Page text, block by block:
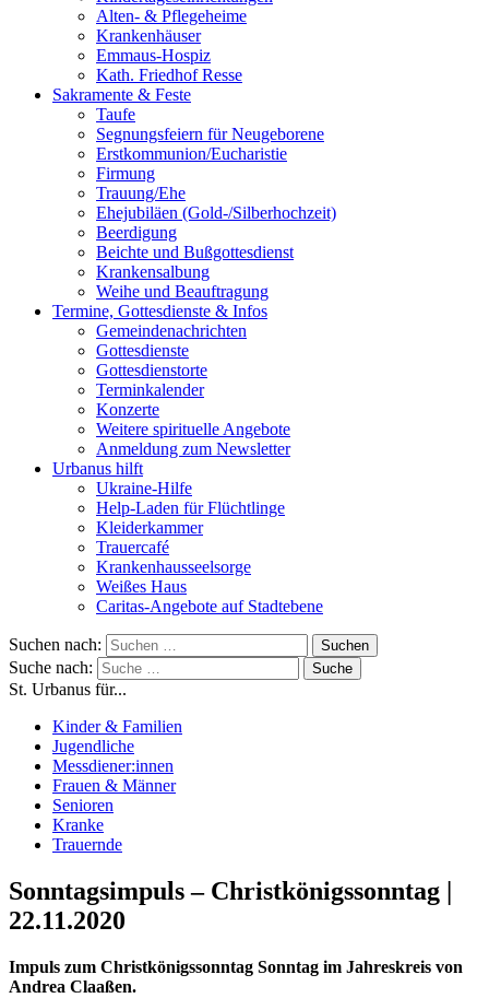
Alten- & Pflegeheime
Krankenhäuser
Emmaus-Hospiz
Kath. Friedhof Resse
Sakramente & Feste
Taufe
Segnungsfeiern für Neugeborene
Erstkommunion/Eucharistie
Firmung
Trauung/Ehe
Ehejubiläen (Gold-/Silberhochzeit)
Beerdigung
Beichte und Bußgottesdienst
Krankensalbung
Weihe und Beauftragung
Termine, Gottesdienste & Infos
Gemeindenachrichten
Gottesdienste
Gottesdienstorte
Terminkalender
Konzerte
Weitere spirituelle Angebote
Anmeldung zum Newsletter
Urbanus hilft
Ukraine-Hilfe
Help-Laden für Flüchtlinge
Kleiderkammer
Trauercafé
Krankenhausseelsorge
Weißes Haus
Caritas-Angebote auf Stadtebene
Suchen nach:
Suche nach:
St. Urbanus für...
Kinder & Familien
Jugendliche
Messdiener:innen
Frauen & Männer
Senioren
Kranke
Trauernde
Sonntagsimpuls – Christkönigssonntag |
22.11.2020
Impuls zum Christkönigssonntag Sonntag im Jahreskreis von
Andrea Claaßen.